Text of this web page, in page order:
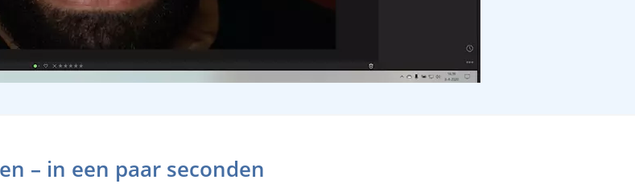
– in een paar seconden